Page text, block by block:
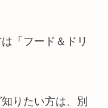
「フード＆ドリ
りたい方は、別